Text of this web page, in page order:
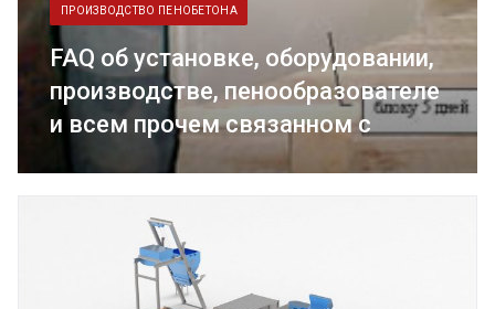
ПРОИЗВОДСТВО ПЕНОБЕТОНА
FAQ об установке, оборудовании,
производстве, пенообразователе
и всем прочем связанном с
пенобетоном